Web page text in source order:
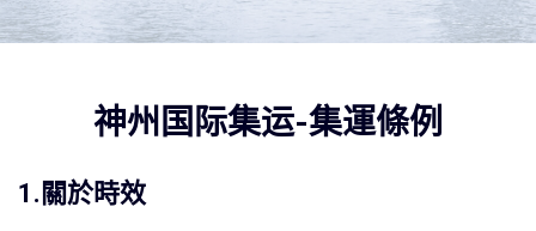
神州国际集运-集運條例
1.關於時效